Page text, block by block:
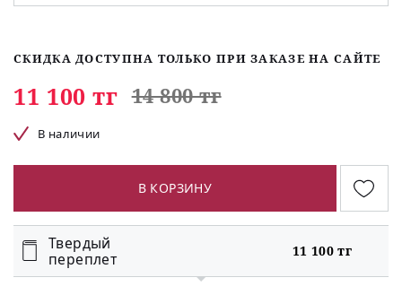
СКИДКА ДОСТУПНА ТОЛЬКО ПРИ ЗАКАЗЕ НА САЙТЕ
11 100 тг 14 800 тг
В наличии
В КОРЗИНУ
Твердый
переплет
11 100 тг